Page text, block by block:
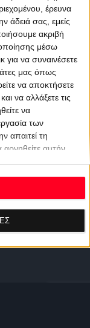
έρευνα
άδειά σας, εμείς
ακριβή
μέσω
να συναινέσετε
μας όπως
να αποκτήσετε
να αλλάξετε τις
να
των
απαιτεί τη
αυτήν
κλικ στο